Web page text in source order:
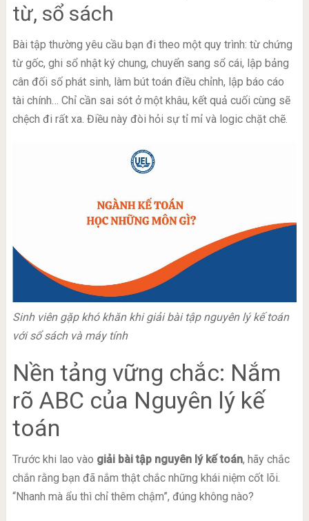
từ, sổ sách
Bài tập thường yêu cầu bạn đi theo một quy trình: từ chứng
từ gốc, ghi sổ nhật ký chung, chuyển sang sổ cái, lập bảng
cân đối số phát sinh, làm bút toán điều chỉnh, lập báo cáo
tài chính… Chỉ cần sai sót ở một khâu, kết quả cuối cùng sẽ
chệch đi rất xa. Điều này đòi hỏi sự tỉ mỉ và logic chặt chẽ.
Sinh viên gặp khó khăn khi giải bài tập nguyên lý kế toán
với sổ sách và máy tính
Nền tảng vững chắc: Nắm
rõ ABC của Nguyên lý kế
toán
Trước khi lao vào giải bài tập nguyên lý kế toán, hãy chắc
chắn rằng bạn đã nắm thật chắc những khái niệm cốt lõi.
“Nhanh mà ẩu thì chỉ thêm chậm”, đúng không nào?